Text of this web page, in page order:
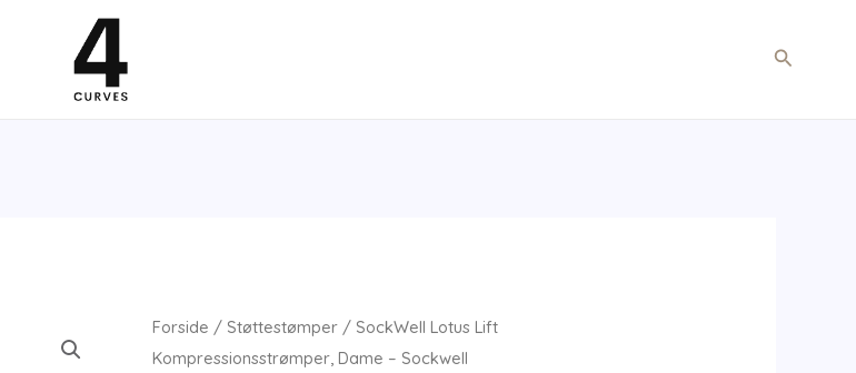
Søg
Forside / Støttestømper / SockWell Lotus Lift
Kompressionsstrømper, Dame – Sockwell